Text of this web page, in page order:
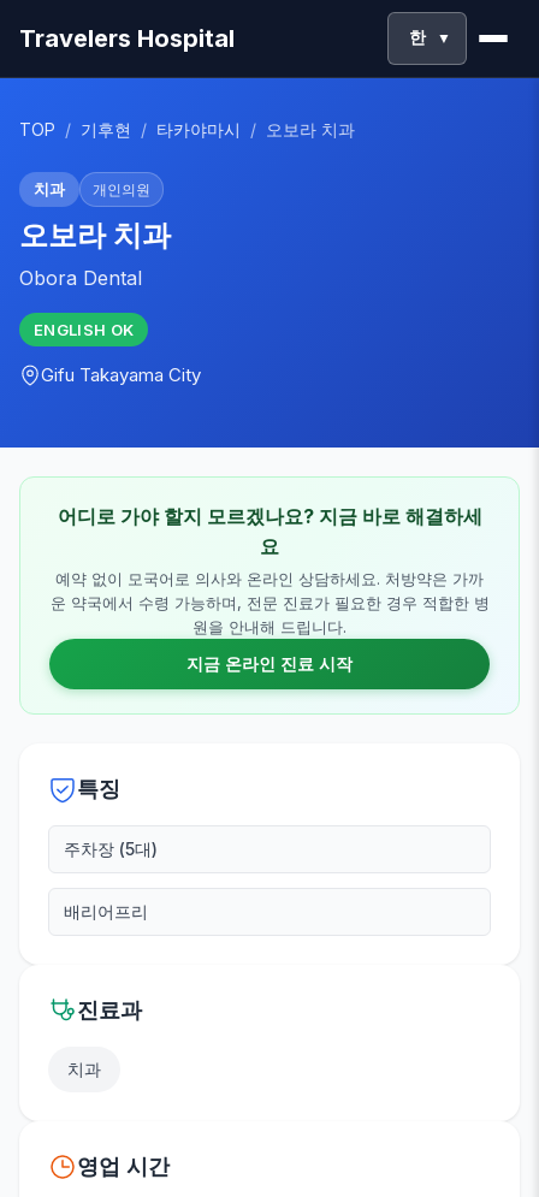
Travelers Hospital 한 ▼
TOP / 기후현 / 타카야마시 / 오보라 치과
치과 개인의원
오보라 치과
Obora Dental
ENGLISH OK
Gifu Takayama City
어디로 가야 할지 모르겠나요? 지금 바로 해결하세
요
예약 없이 모국어로 의사와 온라인 상담하세요. 처방약은 가까
운 약국에서 수령 가능하며, 전문 진료가 필요한 경우 적합한 병
원을 안내해 드립니다.
지금 온라인 진료 시작
특징
주차장 (5대)
배리어프리
진료과
치과
영업 시간